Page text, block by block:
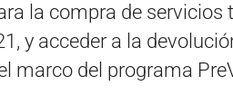
la compra de servicios
y acceder a la
marco del programa